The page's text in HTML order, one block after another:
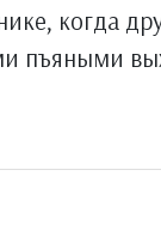
когда
пъяными